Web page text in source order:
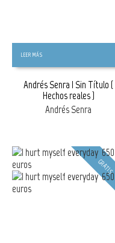
LEER MÁS
Andrés Senra | Sin Título (
Hechos reales )
Andrés Senra
GRATIS